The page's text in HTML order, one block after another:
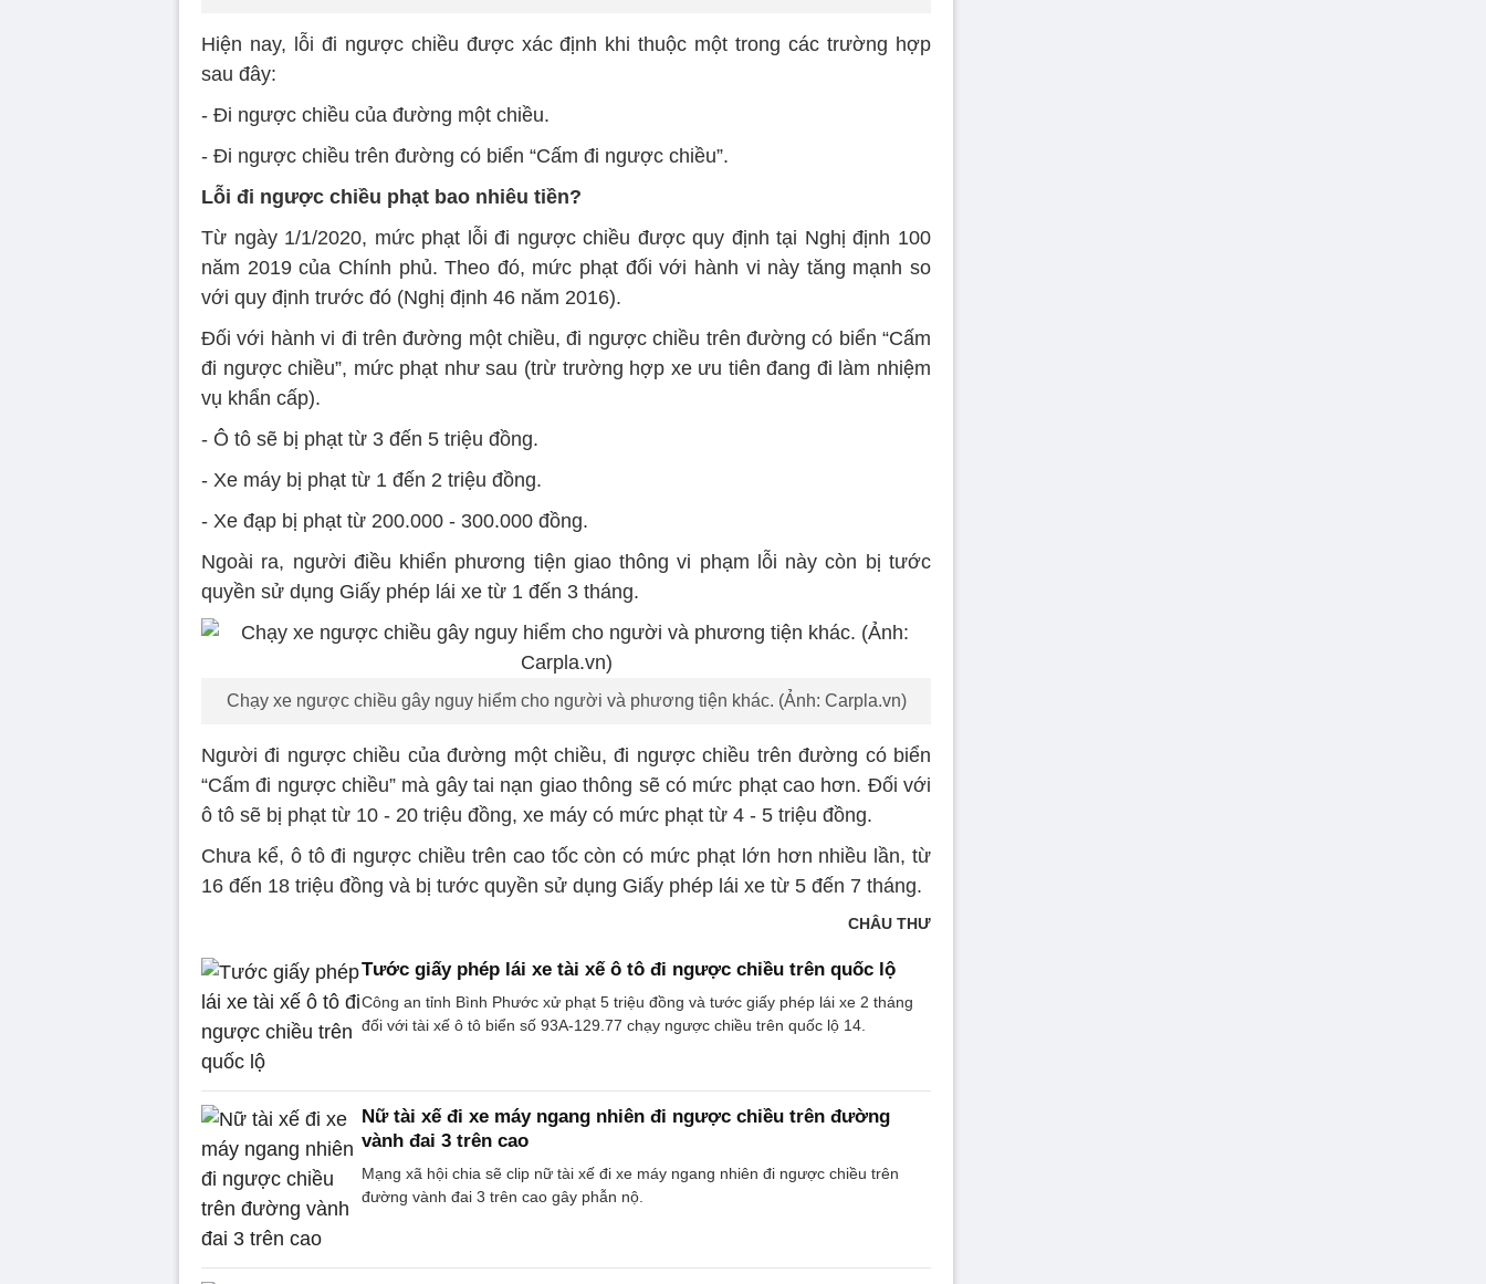
Hiện nay, lỗi đi ngược chiều được xác định khi thuộc một trong các trường hợp
sau đây:
- Đi ngược chiều của đường một chiều.
- Đi ngược chiều trên đường có biển “Cấm đi ngược chiều”.
Lỗi đi ngược chiều phạt bao nhiêu tiền?
Từ ngày 1/1/2020, mức phạt lỗi đi ngược chiều được quy định tại Nghị định 100
năm 2019 của Chính phủ. Theo đó, mức phạt đối với hành vi này tăng mạnh so
với quy định trước đó (Nghị định 46 năm 2016).
Đối với hành vi đi trên đường một chiều, đi ngược chiều trên đường có biển “Cấm
đi ngược chiều”, mức phạt như sau (trừ trường hợp xe ưu tiên đang đi làm nhiệm
vụ khẩn cấp).
- Ô tô sẽ bị phạt từ 3 đến 5 triệu đồng.
- Xe máy bị phạt từ 1 đến 2 triệu đồng.
- Xe đạp bị phạt từ 200.000 - 300.000 đồng.
Ngoài ra, người điều khiển phương tiện giao thông vi phạm lỗi này còn bị tước
quyền sử dụng Giấy phép lái xe từ 1 đến 3 tháng.
Chạy xe ngược chiều gây nguy hiểm cho người và phương tiện khác. (Ảnh: Carpla.vn)
Người đi ngược chiều của đường một chiều, đi ngược chiều trên đường có biển
“Cấm đi ngược chiều” mà gây tai nạn giao thông sẽ có mức phạt cao hơn. Đối với
ô tô sẽ bị phạt từ 10 - 20 triệu đồng, xe máy có mức phạt từ 4 - 5 triệu đồng.
Chưa kể, ô tô đi ngược chiều trên cao tốc còn có mức phạt lớn hơn nhiều lần, từ
16 đến 18 triệu đồng và bị tước quyền sử dụng Giấy phép lái xe từ 5 đến 7 tháng.
CHÂU THƯ
Tước giấy phép lái xe tài xế ô tô đi ngược chiều trên quốc lộ
Công an tỉnh Bình Phước xử phạt 5 triệu đồng và tước giấy phép lái xe 2 tháng
đối với tài xế ô tô biển số 93A-129.77 chạy ngược chiều trên quốc lộ 14.
Nữ tài xế đi xe máy ngang nhiên đi ngược chiều trên đường
vành đai 3 trên cao
Mạng xã hội chia sẽ clip nữ tài xế đi xe máy ngang nhiên đi ngược chiều trên
đường vành đai 3 trên cao gây phẫn nộ.